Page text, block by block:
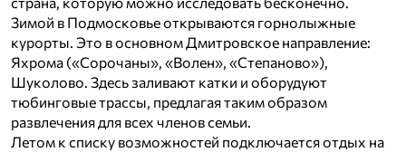
Зимой в Подмосковье открываются горнолыжные
курорты. Это в основном Дмитровское направление:
Яхрома («Сорочаны», «Волен», «Степаново»),
Шуколово. Здесь заливают катки и оборудуют
тюбинговые трассы, предлагая таким образом
развлечения для всех членов семьи.
Летом к списку возможностей подключается отдых на